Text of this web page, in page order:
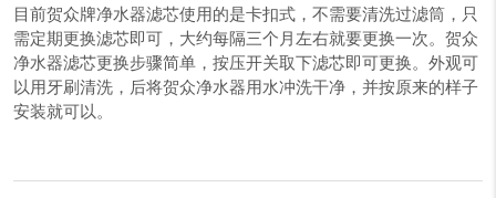
目前贺众牌净水器滤芯使用的是卡扣式，不需要清洗过滤筒，只
需定期更换滤芯即可，大约每隔三个月左右就要更换一次。贺众
净水器滤芯更换步骤简单，按压开关取下滤芯即可更换。外观可
以用牙刷清洗，后将贺众净水器用水冲洗干净，并按原来的样子
安装就可以。